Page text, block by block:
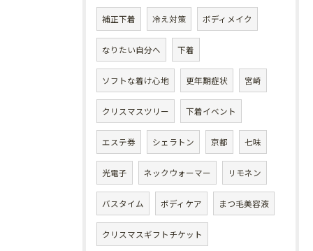
補正下着 冷え対策 ボディメイク
なりたい自分へ 下着
ソフトな着け心地 更年期症状 宮崎
クリスマスツリー 下着イベント
エステ券 シェラトン 京都 七味
光電子 ネックウォーマー リモネン
バスタイム ボディケア まつ毛美容液
クリスマスギフトチケット